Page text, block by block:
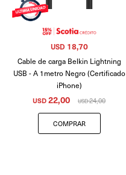
Cable de carga Belkin Lightning
USB - A 1metro Negro (Certificado
iPhone)
USD22,00 USD24,00
USD 18,70